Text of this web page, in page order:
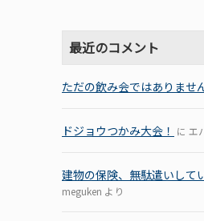
最近のコメント
ただの飲み会ではありませ
ドジョウつかみ大会！ に エ
建物の保険、無駄遣いして
meguken より